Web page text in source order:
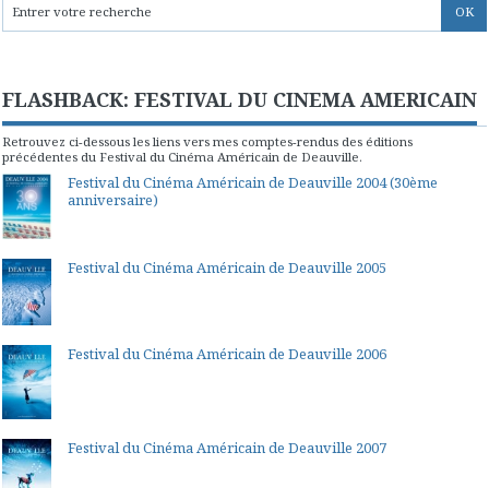
FLASHBACK: FESTIVAL DU CINEMA AMERICAIN
Retrouvez ci-dessous les liens vers mes comptes-rendus des éditions
précédentes du Festival du Cinéma Américain de Deauville.
Festival du Cinéma Américain de Deauville 2004 (30ème
anniversaire)
Festival du Cinéma Américain de Deauville 2005
Festival du Cinéma Américain de Deauville 2006
Festival du Cinéma Américain de Deauville 2007